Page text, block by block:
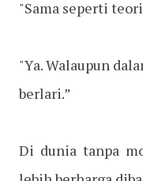
"Sama seperti
"Ya. Walaupun
berlari.”
Di dunia tanpa